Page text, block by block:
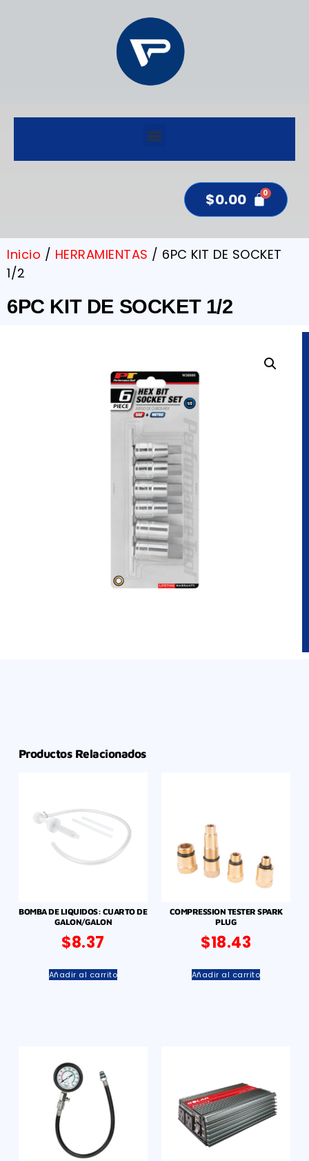
$0.00
Inicio / HERRAMIENTAS / 6PC KIT DE SOCKET
1/2
6PC KIT DE SOCKET 1/2
Productos Relacionados
BOMBA DE LIQUIDOS: CUARTO DE
GALON/GALON
$8.37
Añadir al carrito
COMPRESSION TESTER SPARK
PLUG
$18.43
Añadir al carrito